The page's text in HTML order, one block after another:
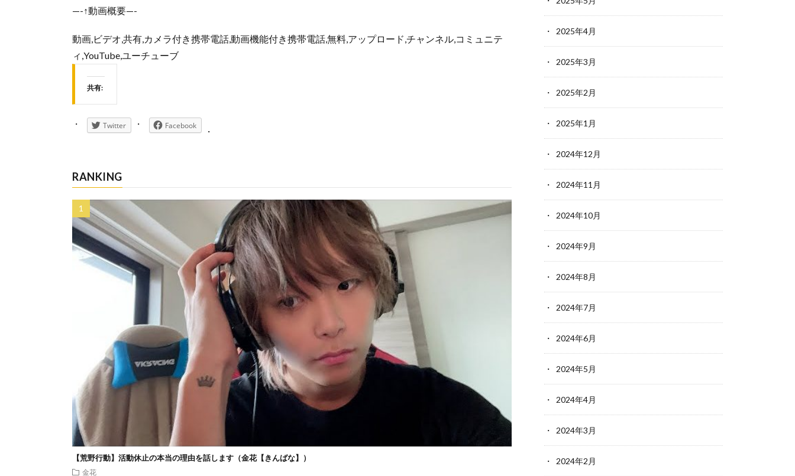
—-↑動画概要—-
動画,ビデオ,共有,カメラ付き携帯電話,動画機能付き携帯電話,無料,アップロード,チャンネル,コミュニテ
ィ,YouTube,ユーチューブ
共有:
Twitter Facebook
RANKING
【荒野行動】活動休止の本当の理由を話します（金花【きんばな】）
金花
2025年4月
2025年3月
2025年2月
2025年1月
2024年12月
2024年11月
2024年10月
2024年9月
2024年8月
2024年7月
2024年6月
2024年5月
2024年4月
2024年3月
2024年2月